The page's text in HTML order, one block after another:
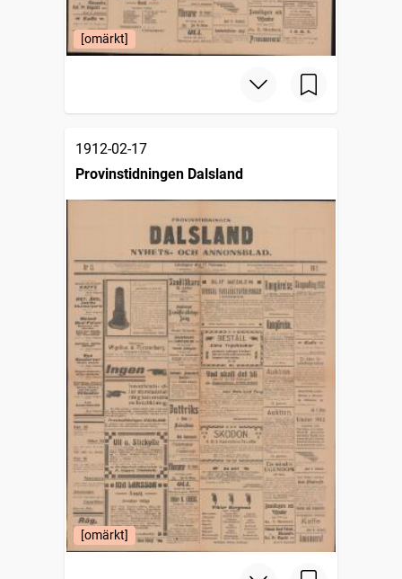
[omärkt]
1912-02-17
Provinstidningen Dalsland
[omärkt]